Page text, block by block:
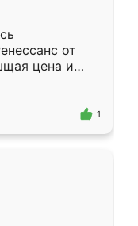
от
цена и
Приехавший
1